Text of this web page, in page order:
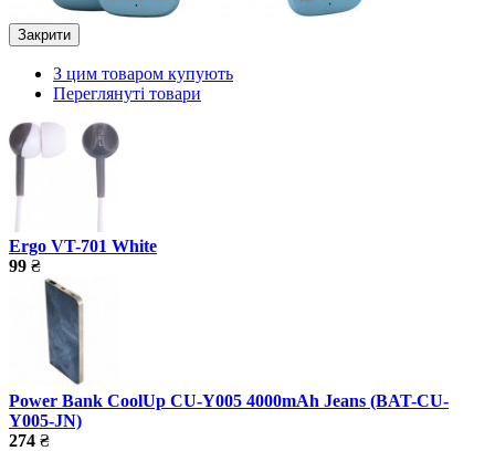
Закрити
З цим товаром купують
Переглянуті товари
Ergo VT-701 White
99 ₴
Power Bank CoolUp CU-Y005 4000mAh Jeans (BAT-CU-
Y005-JN)
274 ₴